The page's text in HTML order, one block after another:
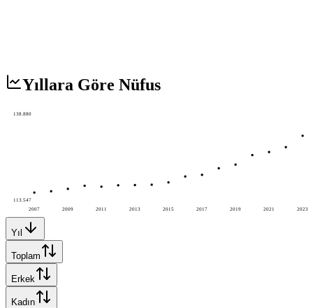
Yıllara Göre Nüfus
2007 2009 2011 2013 2015 2017 2019 2021 2023
138.880
113.547
Yıl
Toplam
Erkek
Kadın